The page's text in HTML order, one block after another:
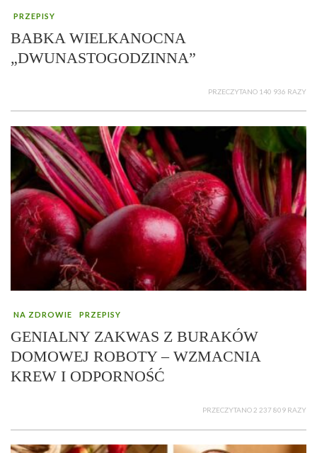
PRZEPISY
BABKA WIELKANOCNA
„DWUNASTOGODZINNA”
PRZECZYTANO 140 936 RAZY
NA ZDROWIE PRZEPISY
GENIALNY ZAKWAS Z BURAKÓW
DOMOWEJ ROBOTY – WZMACNIA
KREW I ODPORNOŚĆ
PRZECZYTANO 2 237 809 RAZY